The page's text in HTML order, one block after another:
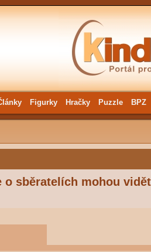
Figurky Hračky Puzzle BPZ
o sběratelích mohou